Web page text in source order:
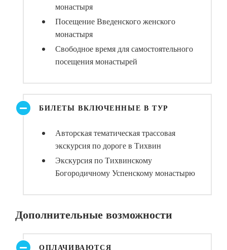
монастыря
Посещение Введенского женского
монастыря
Свободное время для самостоятельного
посещения монастырей
БИЛЕТЫ ВКЛЮЧЕННЫЕ В ТУР
Авторская тематическая трассовая
экскурсия по дороге в Тихвин
Экскурсия по Тихвинскому
Богородичному Успенскому монастырю
Дополнительные возможности
ОПЛАЧИВАЮТСЯ